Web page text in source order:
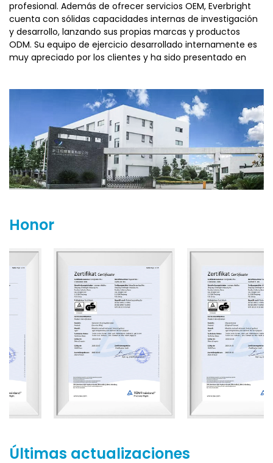
profesional. Además de ofrecer servicios OEM, Everbright
cuenta con sólidas capacidades internas de investigación
y desarrollo, lanzando sus propias marcas y productos
ODM. Su equipo de ejercicio desarrollado internamente es
muy apreciado por los clientes y ha sido presentado en
Zhejiang Everbright Industry está comprometida con
satisfacer las demandas del mercado y espera colaborar
con más socios para lograr un progreso mutuo.
Honor
Últimas actualizaciones